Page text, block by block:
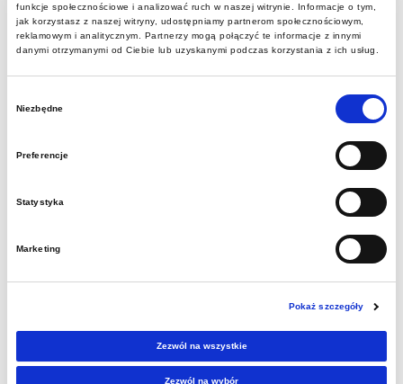
funkcje społecznościowe i analizować ruch w naszej witrynie. Informacje o tym,
jak korzystasz z naszej witryny, udostępniamy partnerom społecznościowym,
reklamowym i analitycznym. Partnerzy mogą połączyć te informacje z innymi
danymi otrzymanymi od Ciebie lub uzyskanymi podczas korzystania z ich usług.
Niezbędne
Preferencje
Statystyka
Marketing
Pokaż szczegóły
Zezwól na wszystkie
Zezwól na wybór
Rozmowa z Grzegorzem Kaliszem, muzykiem